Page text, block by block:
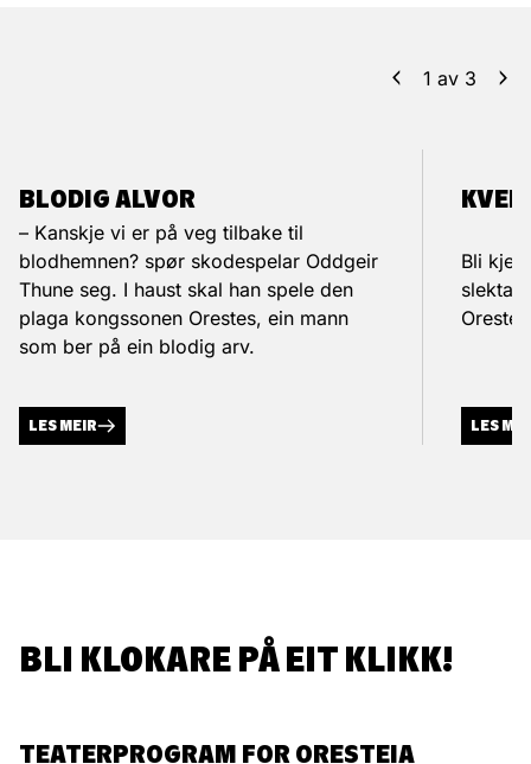
1 av 3
BLODIG ALVOR
– Kanskje vi er på veg tilbake til
blodhemnen? spør skodespelar Oddgeir
Thune seg. I haust skal han spele den
plaga kongssonen Orestes, ein mann
som ber på ein blodig arv.
LES MEIR
Bli
slekta
LES
BLI KLOKARE PÅ EIT KLIKK!
TEATERPROGRAM FOR ORESTEIA